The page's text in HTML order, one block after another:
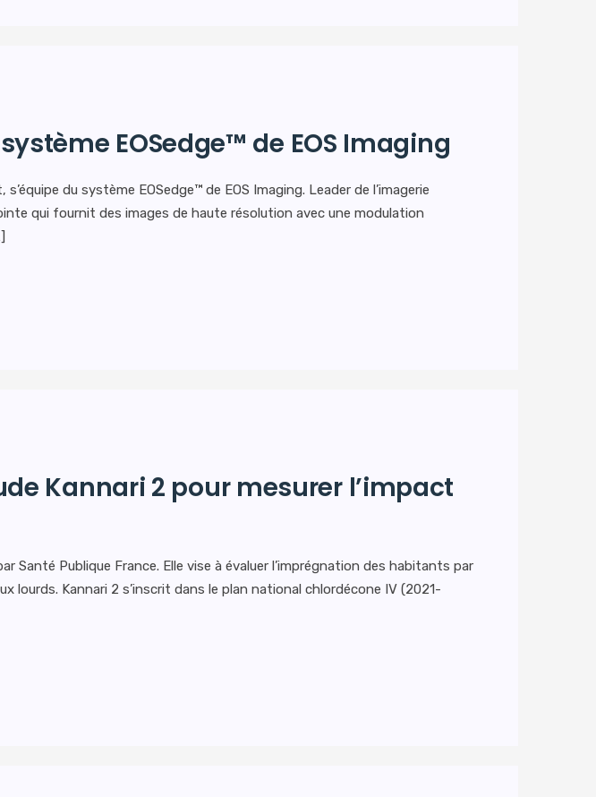
EOSedge™ de EOS Imaging
du système EOSedge™ de EOS Imaging. Leader de l’imagerie
qui fournit des images de haute résolution avec une modulation
Kannari 2 pour mesurer l’impact
Santé Publique France. Elle vise à évaluer l’imprégnation des habitants par
Kannari 2 s’inscrit dans le plan national chlordécone IV (2021-